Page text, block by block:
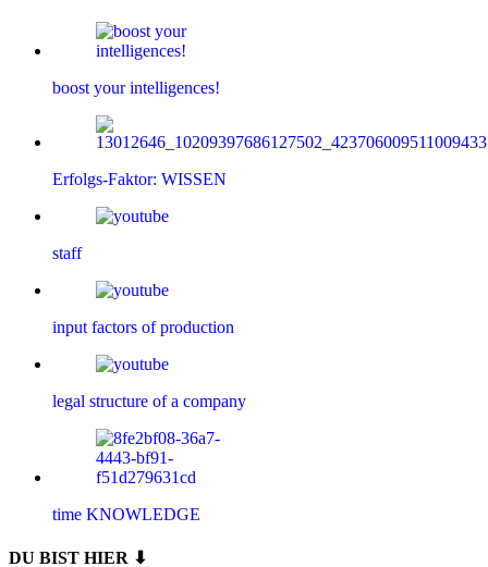
boost your intelligences!
Erfolgs-Faktor: WISSEN
staff
input factors of production
legal structure of a company
time KNOWLEDGE
DU BIST HIER ⬇